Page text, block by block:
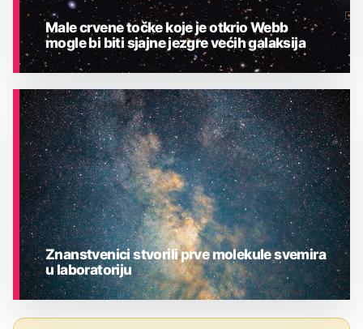
ASTRONOMIJA
Male crvene točke koje je otkrio Webb
mogle bi biti sjajne jezgre većih galaksija
Znanstvenici stvorili prve molekule svemira
u laboratoriju